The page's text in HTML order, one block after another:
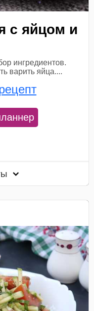
с яйцом и
ингредиентов.
варить яйца....